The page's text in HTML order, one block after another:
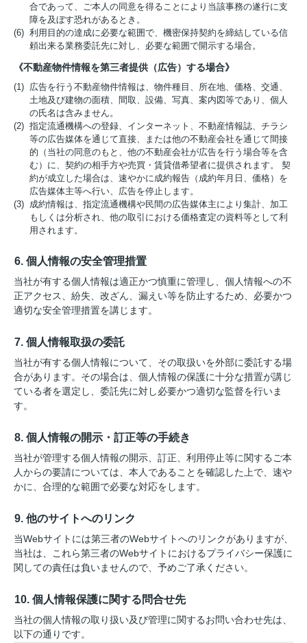
合であって、ご本人の同意を得ることにより当該事務の遂行に支
障を及ぼす恐れがあるとき。
(6) 利用目的の達成に必要な範囲で、機密保持契約を締結している信
頼出来る業務委託先に対し、必要な範囲で開示する場合。
《不動産物件情報を第三者提供（広告）する場合》
(1) 広告を行う不動産物件情報は、物件種目、所在地、価格、交通、
土地及び建物の面積、間取、設備、写真、案内図等であり、個人
の氏名は含みません。
(2) 指定流通機構への登録、インターネット、不動産情報誌、チラシ
等の広告媒体を通じて直接、または他の不動産会社を通じて間接
的（当社の同意のもと、他の不動産会社が広告を行う場合等を含
む）に、契約の相手方や売買・賃貸借希望者に提供されます。 契
約が成立した場合は、速やかに成約報告（成約年月日、価格）を
広告媒体主等へ行い、広告を停止します。
(3) 成約情報は、指定流通機構や民間の広告媒体主により集計、加工
もしくは分析され、他の取引における価格査定の資料等として利
用されます。
6. 個人情報の安全管理措置
当社が有する個人情報は適正かつ慎重に管理し、個人情報への不
正アクセス、紛失、改ざん、漏えい等を防止するため、必要かつ
適切な安全管理措置を講じます。
7. 個人情報取扱の委託
当社が有する個人情報について、その取扱いを外部に委託する場
合があります。その場合は、個人情報の保護に十分な措置が講じ
ている者を選定し、委託先に対し必要かつ適切な監督を行いま
す。
8. 個人情報の開示・訂正等の手続き
当社が管理する個人情報の開示、訂正、利用停止等に関するご本
人からの要請については、本人であることを確認した上で、速や
かに、合理的な範囲で必要な対応をします。
9. 他のサイトへのリンク
当Webサイトには第三者のWebサイトへのリンクがありますが、
当社は、これら第三者のWebサイトにおけるプライバシー保護に
関しての責任は負いませんので、予めご了承ください。
10. 個人情報保護に関する問合せ先
当社の個人情報の取り扱い及び管理に関するお問い合わせ先は、
以下の通りです。